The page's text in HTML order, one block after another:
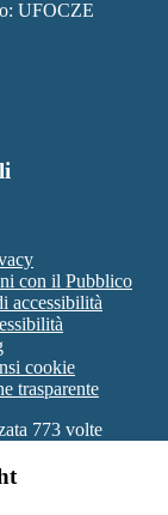
UFOCZE
con il Pubblico
accessibilità
cookie
trasparente
773 volte